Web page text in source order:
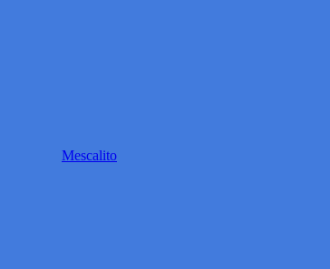
Mescalito